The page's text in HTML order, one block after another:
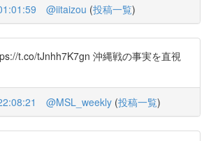
@iitaizou (投稿一覧)
t.co/tJnhh7K7gn 沖縄戦の事実を直視
@MSL_weekly (投稿一覧)